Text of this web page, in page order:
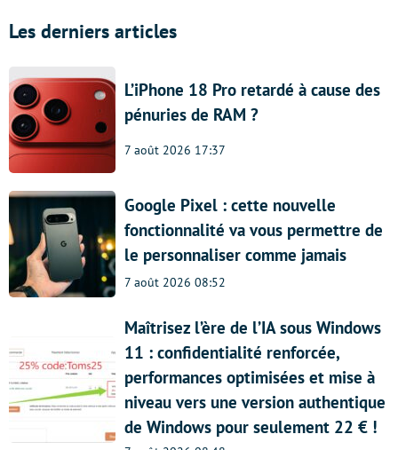
Les derniers articles
L’iPhone 18 Pro retardé à cause des
pénuries de RAM ?
7 août 2026 17:37
Google Pixel : cette nouvelle
fonctionnalité va vous permettre de
le personnaliser comme jamais
7 août 2026 08:52
Maîtrisez l’ère de l’IA sous Windows
11 : confidentialité renforcée,
performances optimisées et mise à
niveau vers une version authentique
de Windows pour seulement 22 € !